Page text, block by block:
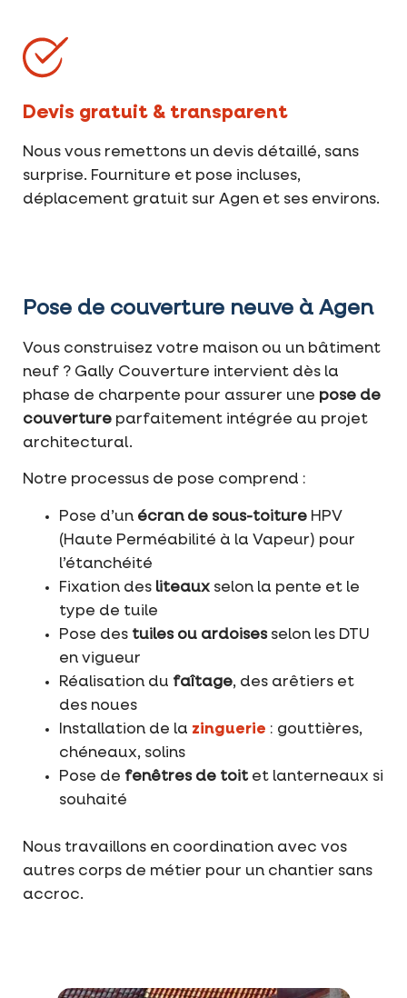
Devis gratuit & transparent
Nous vous remettons un devis détaillé, sans
surprise. Fourniture et pose incluses,
déplacement gratuit sur Agen et ses environs.
Pose de couverture neuve à Agen
Vous construisez votre maison ou un bâtiment
neuf ? Gally Couverture intervient dès la
phase de charpente pour assurer une pose de
couverture parfaitement intégrée au projet
architectural.
Notre processus de pose comprend :
Pose d’un écran de sous-toiture HPV
(Haute Perméabilité à la Vapeur) pour
l’étanchéité
Fixation des liteaux selon la pente et le
type de tuile
Pose des tuiles ou ardoisesselon les DTU
en vigueur
Réalisation du faîtage, des arêtiers et
des noues
Installation de la zinguerie : gouttières,
chéneaux, solins
Pose de fenêtres de toit et lanterneaux si
souhaité
Nous travaillons en coordination avec vos
autres corps de métier pour un chantier sans
accroc.